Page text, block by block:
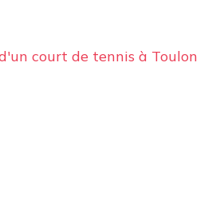
court de tennis à Toulon